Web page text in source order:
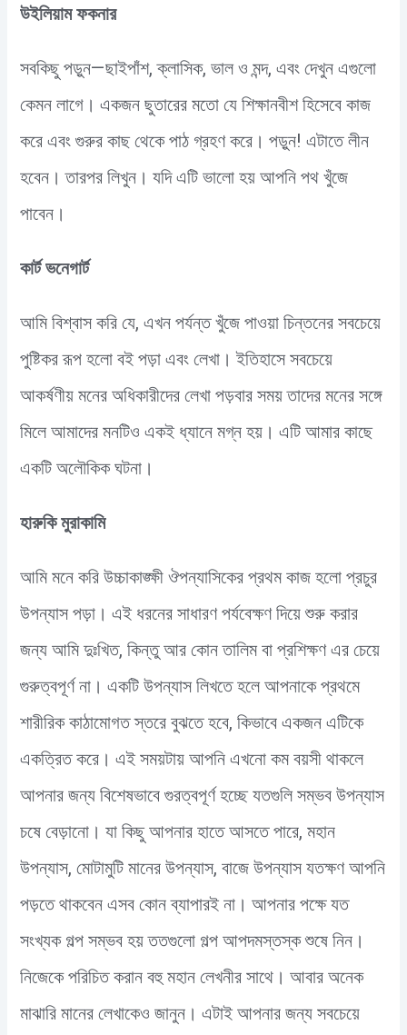
উইলিয়াম ফকনার
সবকিছু পড়ুন—ছাইপাঁশ, ক্লাসিক, ভাল ও মন্দ, এবং দেখুন এগুলো
কেমন লাগে। একজন ছুতারের মতো যে শিক্ষানবীশ হিসেবে কাজ
করে এবং গুরুর কাছ থেকে পাঠ গ্রহণ করে। পড়ুন! এটাতে লীন
হবেন। তারপর লিখুন। যদি এটি ভালো হয় আপনি পথ খুঁজে
পাবেন।
কার্ট ভনেগার্ট
আমি বিশ্বাস করি যে, এখন পর্যন্ত খুঁজে পাওয়া চিন্তনের সবচেয়ে
পুষ্টিকর রূপ হলো বই পড়া এবং লেখা। ইতিহাসে সবচেয়ে
আকর্ষণীয় মনের অধিকারীদের লেখা পড়বার সময় তাদের মনের সঙ্গে
মিলে আমাদের মনটিও একই ধ্যানে মগ্ন হয়। এটি আমার কাছে
একটি অলৌকিক ঘটনা।
হারুকি মুরাকামি
আমি মনে করি উচ্চাকাঙ্ক্ষী ঔপন্যাসিকের প্রথম কাজ হলো প্রচুর
উপন্যাস পড়া। এই ধরনের সাধারণ পর্যবেক্ষণ দিয়ে শুরু করার
জন্য আমি দুঃখিত, কিন্তু আর কোন তালিম বা প্রশিক্ষণ এর চেয়ে
গুরুত্বপূর্ণ না। একটি উপন্যাস লিখতে হলে আপনাকে প্রথমে
শারীরিক কাঠামোগত স্তরে বুঝতে হবে, কিভাবে একজন এটিকে
একত্রিত করে। এই সময়টায় আপনি এখনো কম বয়সী থাকলে
আপনার জন্য বিশেষভাবে গুরত্বপূর্ণ হচ্ছে যতগুলি সম্ভব উপন্যাস
চষে বেড়ানো। যা কিছু আপনার হাতে আসতে পারে, মহান
উপন্যাস, মোটামুটি মানের উপন্যাস, বাজে উপন্যাস যতক্ষণ আপনি
পড়তে থাকবেন এসব কোন ব্যাপারই না। আপনার পক্ষে যত
সংখ্যক গল্প সম্ভব হয় ততগুলো গল্প আপদমস্তস্ক শুষে নিন।
নিজেকে পরিচিত করান বহু মহান লেখনীর সাথে। আবার অনেক
মাঝারি মানের লেখাকেও জানুন। এটাই আপনার জন্য সবচেয়ে